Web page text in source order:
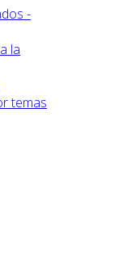
-
la
temas